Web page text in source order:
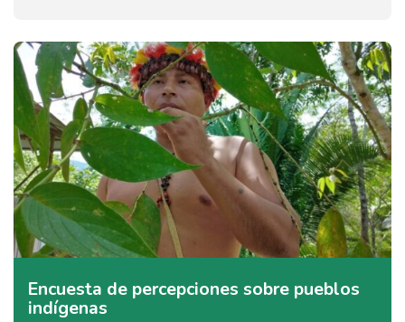
Encuesta de percepciones sobre pueblos
indígenas